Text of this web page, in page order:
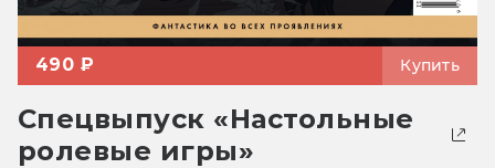
490 ₽ Купить
Спецвыпуск «Настольные
ролевые игры»